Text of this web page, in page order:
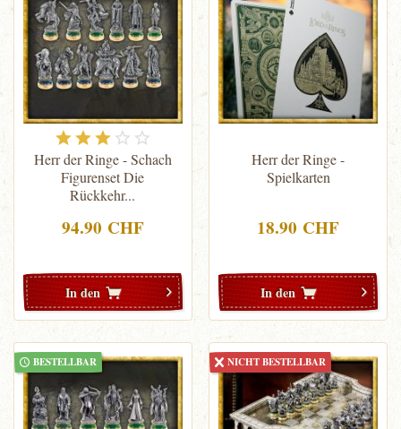
Herr der Ringe - Schach
Figurenset Die
Rückkehr...
94.90 CHF
In den
Herr der Ringe -
Spielkarten
18.90 CHF
In den
BESTELLBAR NICHT BESTELLBAR